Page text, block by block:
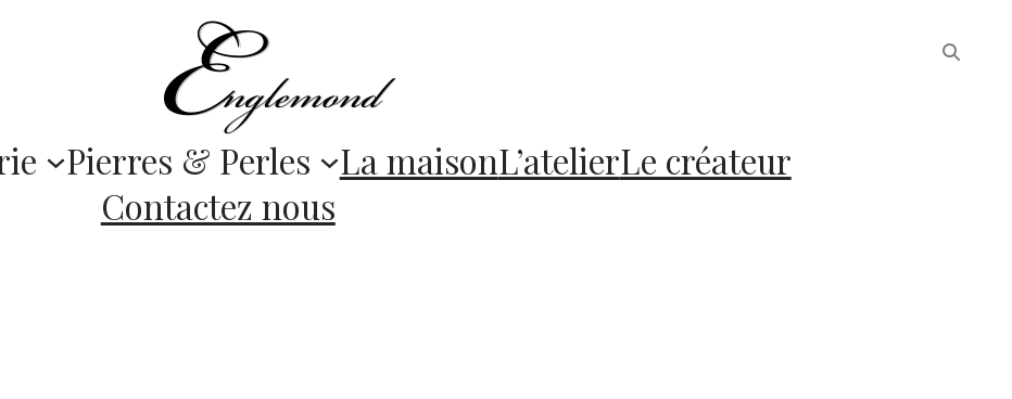
Pierres & Perles La maisonL’atelierLe créateur
Contactez nous